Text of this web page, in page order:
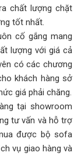
chất lượng chặt
tốt nhất.
cố gắng mang
lượng với giá cả
có các chương
khách hàng sở
giá phải chăng.
tại showroom
tư vấn và hỗ trợ
được bộ sofa
vụ giao hàng và